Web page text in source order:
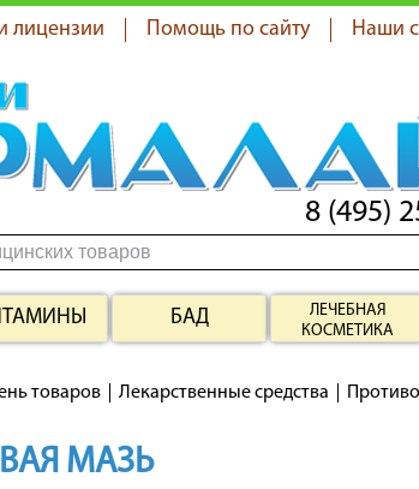
лицензии Помощь по сайту Наши
8 (495)
БАД
ЛЕЧЕБНАЯ
КОСМЕТИКА
товаров Лекарственные средства
МАЗЬ